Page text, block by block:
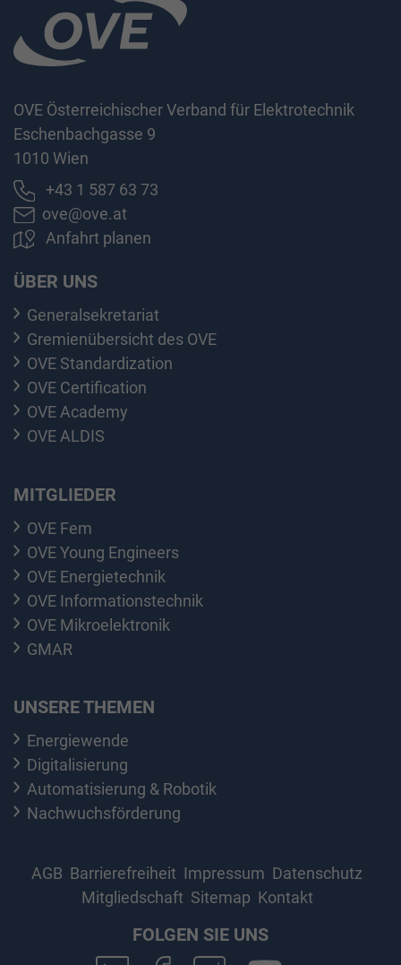
OVE Österreichischer Verband für Elektrotechnik
Eschenbachgasse 9
1010 Wien
+43 1 587 63 73
ove@ove.at
Anfahrt planen
ÜBER UNS
Generalsekretariat
Gremienübersicht des OVE
OVE Standardization
OVE Certification
OVE Academy
OVE ALDIS
MITGLIEDER
OVE Fem
OVE Young Engineers
OVE Energietechnik
OVE Informationstechnik
OVE Mikroelektronik
GMAR
UNSERE THEMEN
Energiewende
Digitalisierung
Automatisierung & Robotik
Nachwuchsförderung
AGB Barrierefreiheit Impressum Datenschutz
Mitgliedschaft Sitemap Kontakt
FOLGEN SIE UNS